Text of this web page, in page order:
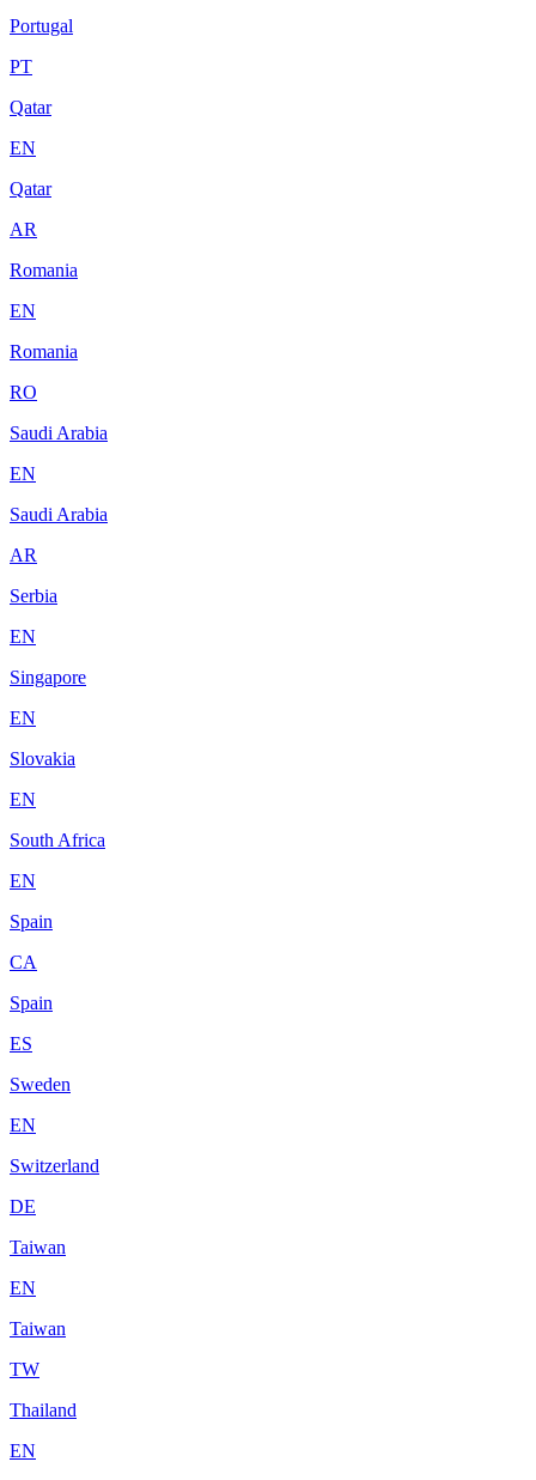
Portugal
PT
Qatar
EN
Qatar
AR
Romania
EN
Romania
RO
Saudi Arabia
EN
Saudi Arabia
AR
Serbia
EN
Singapore
EN
Slovakia
EN
South Africa
EN
Spain
CA
Spain
ES
Sweden
EN
Switzerland
DE
Taiwan
EN
Taiwan
TW
Thailand
EN